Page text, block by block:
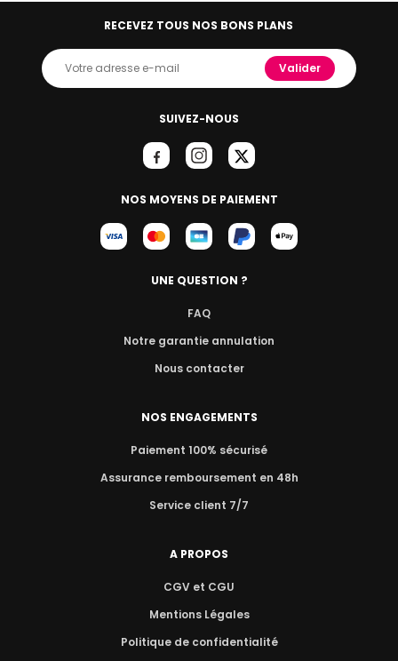
SUIVEZ-NOUS
NOS MOYENS DE PAIEMENT
RECEVEZ TOUS NOS BONS PLANS
Valider
UNE QUESTION ?
FAQ
Notre garantie annulation
Nous contacter
NOS ENGAGEMENTS
Paiement 100% sécurisé
Assurance remboursement en 48h
Service client 7/7
A PROPOS
CGV et CGU
Mentions Légales
Politique de confidentialité